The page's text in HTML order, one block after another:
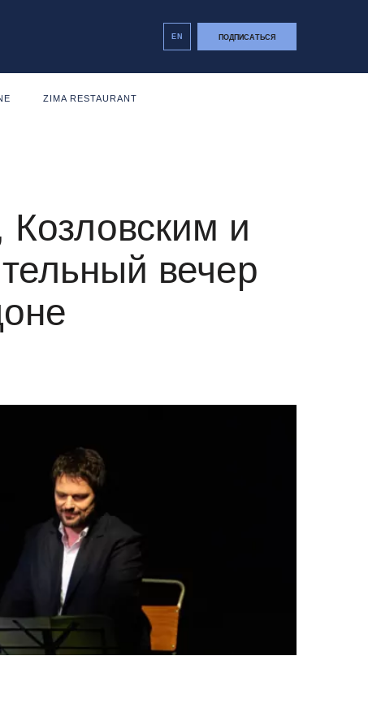
EN ПОДПИСАТЬСЯ
ZIMA RESTAURANT
Козловским и
вечер